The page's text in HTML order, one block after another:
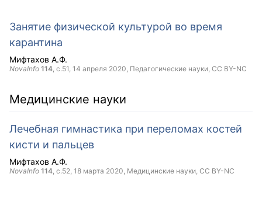
Занятие физической культурой во время
карантина
Мифтахов А.Ф.
NovaInfo 114, с.51, 14 апреля 2020, Педагогические науки, CC BY-NC
Медицинские науки
Лечебная гимнастика при переломах костей
кисти и пальцев
Мифтахов А.Ф.
NovaInfo 114, с.52, 18 марта 2020, Медицинские науки, CC BY-NC